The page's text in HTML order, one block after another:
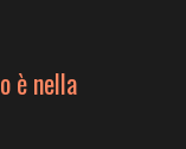
è nella